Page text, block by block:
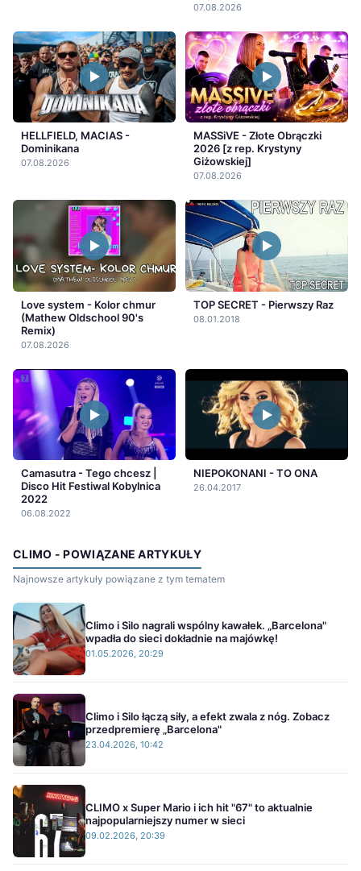
07.08.2026
HELLFIELD, MACIAS -
Dominikana
07.08.2026
MASSiVE - Złote Obrączki
2026 [z rep. Krystyny
Giżowskiej]
07.08.2026
Love system - Kolor chmur
(Mathew Oldschool 90's
Remix)
07.08.2026
TOP SECRET - Pierwszy Raz
08.01.2018
Camasutra - Tego chcesz |
Disco Hit Festiwal Kobylnica
2022
06.08.2022
NIEPOKONANI - TO ONA
26.04.2017
CLIMO - POWIĄZANE ARTYKUŁY
Najnowsze artykuły powiązane z tym tematem
Climo i Silo nagrali wspólny kawałek. „Barcelona"
wpadła do sieci dokładnie na majówkę!
01.05.2026, 20:29
Climo i Silo łączą siły, a efekt zwala z nóg. Zobacz
przedpremierę „Barcelona"
23.04.2026, 10:42
CLIMO x Super Mario i ich hit "67" to aktualnie
najpopularniejszy numer w sieci
09.02.2026, 20:39